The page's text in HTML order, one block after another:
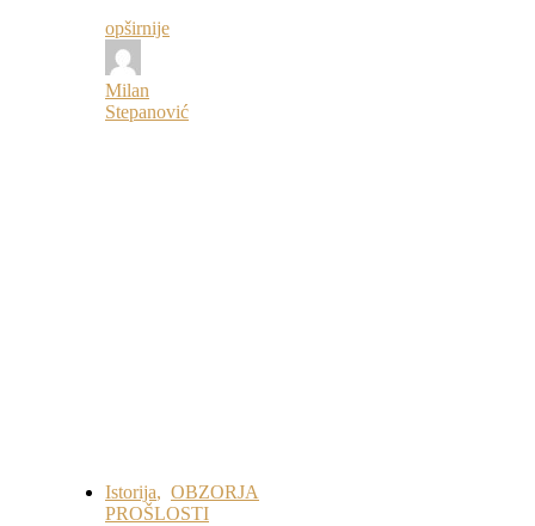
opširnije
Milan
Stepanović
Istorija, OBZORJA
PROŠLOSTI